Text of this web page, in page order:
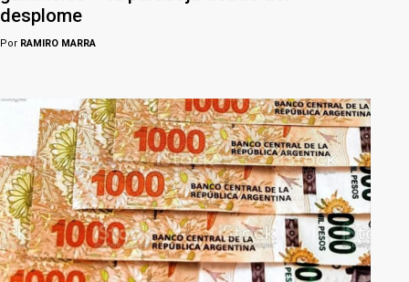
desplome
Por RAMIRO MARRA